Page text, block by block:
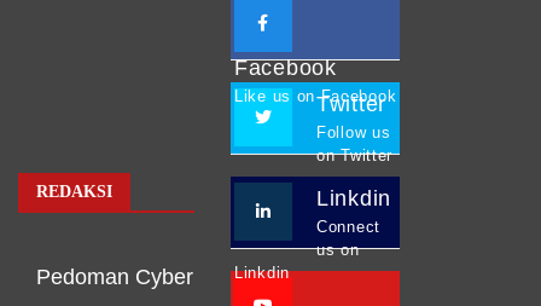
REDAKSI
Pedoman Cyber
Facebook
Like us on Facebook
Twitter
Follow us
on Twitter
Linkdin
Connect
us on
Linkdin